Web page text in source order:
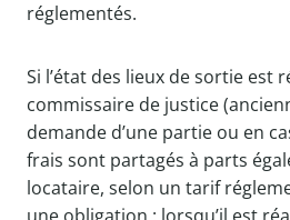
réglementés.
Si l’état des lieux de sortie est
commissaire de justice
demande d’une partie ou en
frais sont partagés à parts
locataire, selon un tarif